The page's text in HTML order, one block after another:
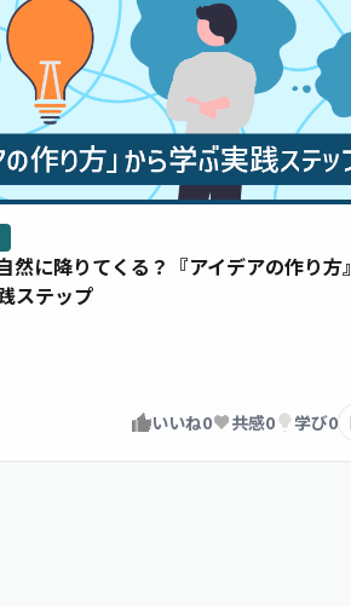
然に降りてくる？『アイデアの作り方』
ステップ
いいね0 共感0 学び0